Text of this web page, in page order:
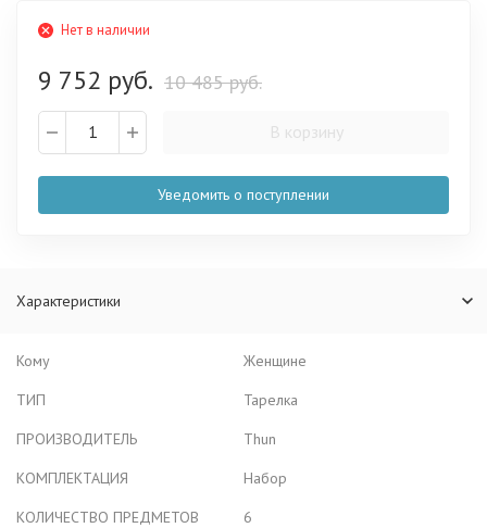
Нет в наличии
9 752 руб. 10 485 руб.
В корзину
Уведомить о поступлении
Характеристики
Кому
Женщине
ТИП
Тарелка
ПРОИЗВОДИТЕЛЬ
Thun
КОМПЛЕКТАЦИЯ
Набор
КОЛИЧЕСТВО ПРЕДМЕТОВ
6